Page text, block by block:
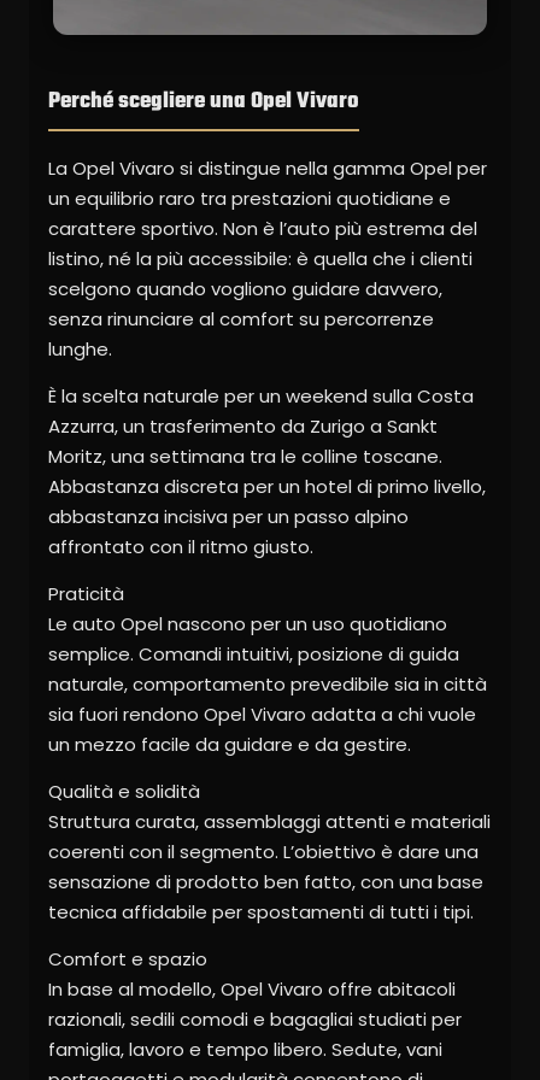
Perché scegliere una Opel Vivaro
La Opel Vivaro si distingue nella gamma Opel per
un equilibrio raro tra prestazioni quotidiane e
carattere sportivo. Non è l’auto più estrema del
listino, né la più accessibile: è quella che i clienti
scelgono quando vogliono guidare davvero,
senza rinunciare al comfort su percorrenze
lunghe.
È la scelta naturale per un weekend sulla Costa
Azzurra, un trasferimento da Zurigo a Sankt
Moritz, una settimana tra le colline toscane.
Abbastanza discreta per un hotel di primo livello,
abbastanza incisiva per un passo alpino
affrontato con il ritmo giusto.
Praticità
Le auto Opel nascono per un uso quotidiano
semplice. Comandi intuitivi, posizione di guida
naturale, comportamento prevedibile sia in città
sia fuori rendono Opel Vivaro adatta a chi vuole
un mezzo facile da guidare e da gestire.
Qualità e solidità
Struttura curata, assemblaggi attenti e materiali
coerenti con il segmento. L’obiettivo è dare una
sensazione di prodotto ben fatto, con una base
tecnica affidabile per spostamenti di tutti i tipi.
Comfort e spazio
In base al modello, Opel Vivaro offre abitacoli
razionali, sedili comodi e bagagliai studiati per
famiglia, lavoro e tempo libero. Sedute, vani